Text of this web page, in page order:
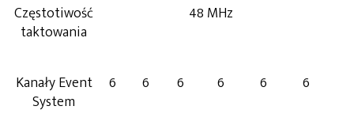
Częstotiwość
taktowania
48 MHz
Kanały Event
System
6 6 6 6 6 6